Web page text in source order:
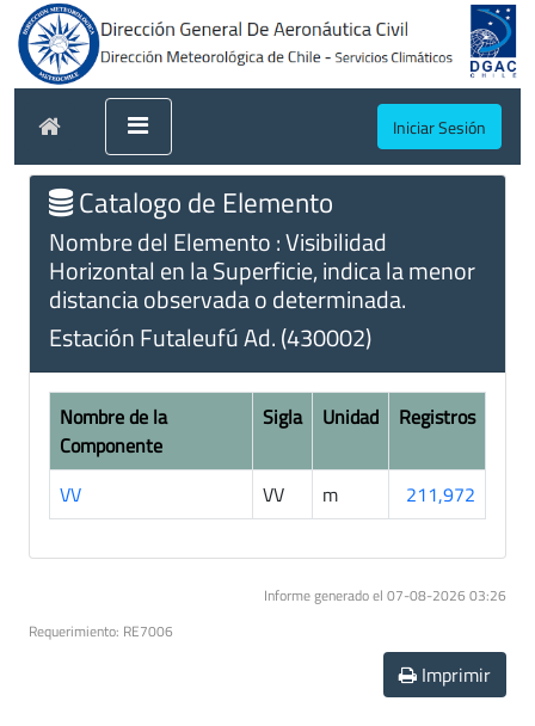
Iniciar Sesión
Catalogo de Elemento
Nombre del Elemento : Visibilidad
Horizontal en la Superficie, indica la menor
distancia observada o determinada.
Estación Futaleufú Ad. (430002)
Nombre de la
Componente
Sigla Unidad Registros
VV VV m 211,972
Informe generado el 07-08-2026 03:26
Requerimiento: RE7006
Imprimir